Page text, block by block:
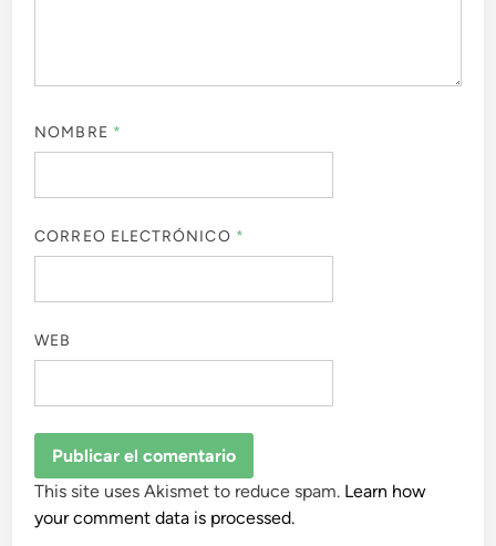
NOMBRE *
CORREO ELECTRÓNICO *
WEB
This site uses Akismet to reduce spam. Learn how
your comment data is processed.